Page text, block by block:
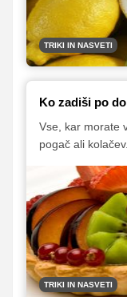
TRIKI IN NASVETI
Ko zadiši po
Vse, kar morate
pogač ali kolačev.
TRIKI IN NASVETI